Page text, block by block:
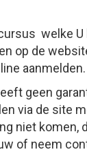
welke
op de
aanmelden.
geen
via de site
niet komen,
of neem